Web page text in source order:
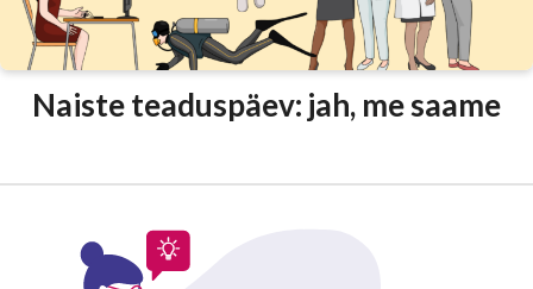
Naiste teaduspäev: jah, me saame